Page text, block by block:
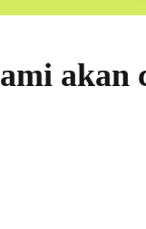
akan